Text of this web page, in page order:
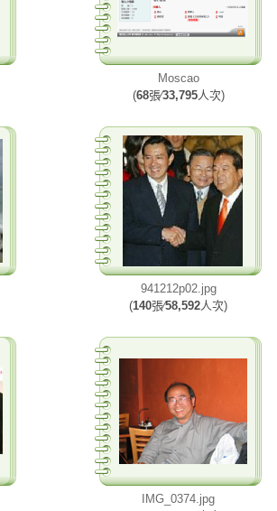
Moscao
(68張∕33,795人次)
941212p02.jpg
(140張∕58,592人次)
IMG_0374.jpg